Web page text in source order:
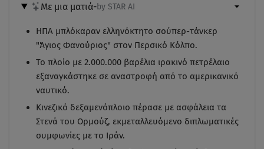
Με μια ματιά-by STAR AI
ΗΠΑ μπλόκαραν ελληνόκτητο σούπερ-τάνκερ
"Άγιος Φανούριος" στον Περσικό Κόλπο.
Το πλοίο με 2.000.000 βαρέλια ιρακινό πετρέλαιο
εξαναγκάστηκε σε αναστροφή από το αμερικανικό
ναυτικό.
Κινεζικό δεξαμενόπλοιο πέρασε με ασφάλεια τα
Στενά του Ορμούζ, εκμεταλλευόμενο διπλωματικές
συμφωνίες με το Ιράν.